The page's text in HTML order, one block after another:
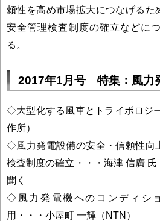
頼性を高め市場拡大につなげるた
安全管理検査制度の確立などに
る。
2017年1月号 特集：風力
◇大型化する風車とトライボロジ
作所）
◇風力発電設備の安全・信頼性向
検査制度の確立・・・海津 信廣
聞く
◇風力発電機へのコンディシ
用・・・小屋町 一輝（NTN）